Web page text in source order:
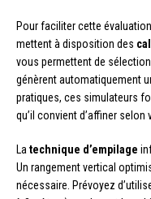
Pour faciliter cette
mettent à disposition des
vous permettent de
génèrent automatiquement
pratiques, ces simulateurs
qu’il convient d’affiner
Latechnique d’empilage
Un rangement vertical
nécessaire. Prévoyez